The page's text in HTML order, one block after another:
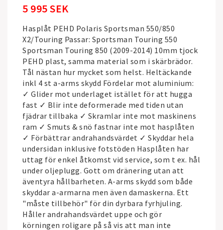
5 995 SEK
Hasplåt PEHD Polaris Sportsman 550/850
X2/Touring Passar: Sportsman Touring 550
Sportsman Touring 850 (2009-2014) 10mm tjock
PEHD plast, samma material som i skärbrädor.
Tål nästan hur mycket som helst. Heltäckande
inkl 4 st a-arms skydd Fördelar mot aluminium:
✓ Glider mot underlaget istället för att hugga
fast ✓ Blir inte deformerade med tiden utan
fjädrar tillbaka ✓ Skramlar inte mot maskinens
ram ✓ Smuts & snö fastnar inte mot hasplåten
✓ Förbättrar andrahandsvärdet ✓ Skyddar hela
undersidan inklusive fotstöden Hasplåten har
uttag för enkel åtkomst vid service, som t ex. hål
under oljeplugg. Gott om dränering utan att
äventyra hållbarheten. A-arms skydd som både
skyddar a-armarna men även damaskerna. Ett
"måste tillbehör" för din dyrbara fyrhjuling.
Håller andrahandsvärdet uppe och gör
körningen roligare på så vis att man inte